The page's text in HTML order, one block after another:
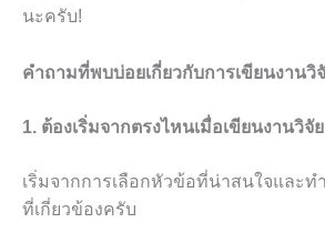
นะครับ!
คำถามที่พบบ่อยเกี่ยวกับการเขียนงานวิ
1. ต้องเริ่มจากตรงไหนเมื่อเขียนงานวิจั
เริ่มจากการเลือกหัวข้อที่น่าสนใจและท
ที่เกี่ยวข้องครับ